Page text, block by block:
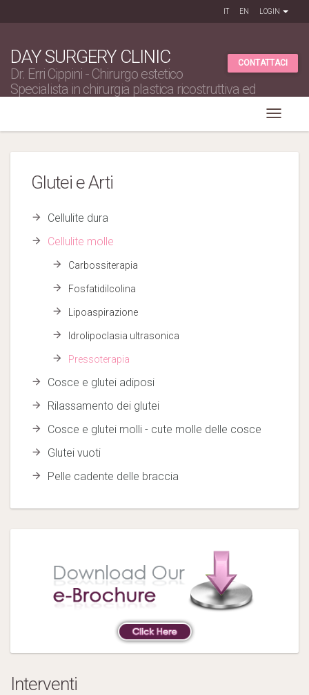
IT EN LOGIN
DAY SURGERY CLINIC
Dr. Erri Cippini - Chirurgo estetico
Specialista in chirurgia plastica ricostruttiva ed
CONTATTACI
Glutei e Arti
Cellulite dura
Cellulite molle
Carbossiterapia
Fosfatidilcolina
Lipoaspirazione
Idrolipoclasia ultrasonica
Pressoterapia
Cosce e glutei adiposi
Rilassamento dei glutei
Cosce e glutei molli - cute molle delle cosce
Glutei vuoti
Pelle cadente delle braccia
Interventi